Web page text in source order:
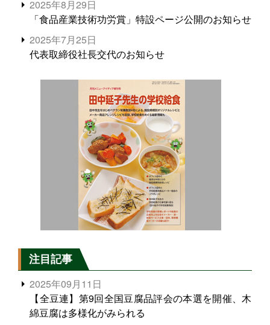
2025年8月29日
「食品産業技術功労賞」特設ページ公開のお知らせ
2025年7月25日
代表取締役社長交代のお知らせ
注目記事
2025年09月11日
【全豆連】第9回全国豆腐品評会の本選を開催、木
綿豆腐は多様化がみられる